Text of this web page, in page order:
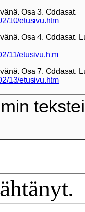
Osa 3. Oddasat.
10/etusivu.htm
Osa 4. Oddasat.
11/etusivu.htm
Osa 7. Oddasat.
13/etusivu.htm